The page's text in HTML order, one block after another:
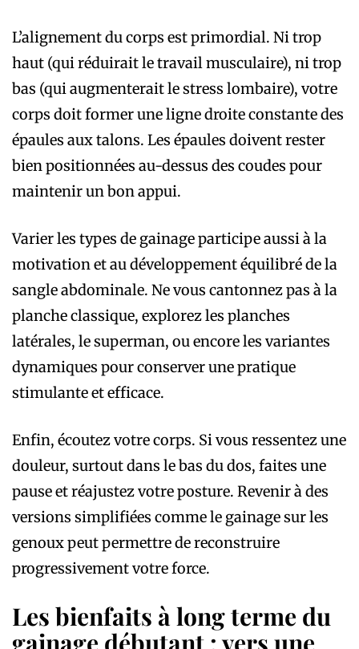
L’alignement du corps est primordial. Ni trop
haut (qui réduirait le travail musculaire), ni trop
bas (qui augmenterait le stress lombaire), votre
corps doit former une ligne droite constante des
épaules aux talons. Les épaules doivent rester
bien positionnées au-dessus des coudes pour
maintenir un bon appui.
Varier les types de gainage participe aussi à la
motivation et au développement équilibré de la
sangle abdominale. Ne vous cantonnez pas à la
planche classique, explorez les planches
latérales, le superman, ou encore les variantes
dynamiques pour conserver une pratique
stimulante et efficace.
Enfin, écoutez votre corps. Si vous ressentez une
douleur, surtout dans le bas du dos, faites une
pause et réajustez votre posture. Revenir à des
versions simplifiées comme le gainage sur les
genoux peut permettre de reconstruire
progressivement votre force.
Les bienfaits à long terme du
gainage débutant : vers une